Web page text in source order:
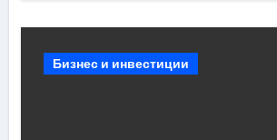
Бизнес и инвестиции